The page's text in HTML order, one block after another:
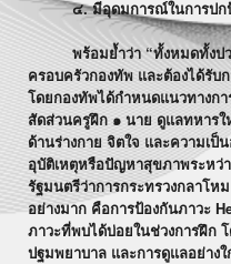
๔. มีอุดมการณ์ในการปกป้อ
พร้อมย้ำว่า “ทั้งหมดทั้งปวง
ครอบครัวกองทัพ และต้องได้รับ
โดยกองทัพได้กำหนดแนวทางก
สัดส่วนครูฝึก ๑ นาย ดูแลทหารใ
ด้านร่างกาย จิตใจ และความเป็
อุบัติเหตุหรือปัญหาสุขภาพระหว่
รัฐมนตรีว่าการกระทรวงกลาโ
อย่างมาก คือการป้องกันภาวะ
ภาวะที่พบได้บ่อยในช่วงการฝึก โ
ปฐมพยาบาล และการดูแลอย่าง